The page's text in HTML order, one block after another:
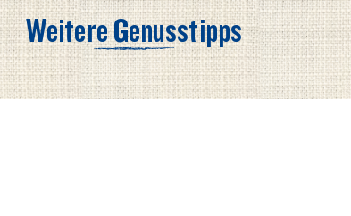
16 g
0 g
Weitere Genusstipps